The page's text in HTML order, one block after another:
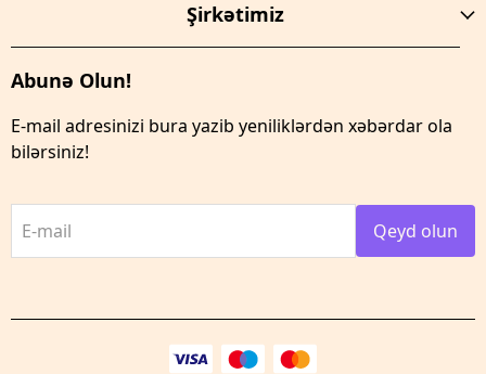
Şirkətimiz
Abunə Olun!
E-mail adresinizi bura yazib yeniliklərdən xəbərdar ola
bilərsiniz!
E-mail Qeyd olun